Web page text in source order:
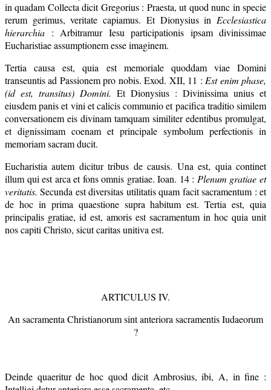
in quadam Collecta dicit Gregorius : Praesta, ut quod nunc in specie
rerum gerimus, veritate capiamus. Et Dionysius in Ecclesiastica
hierarchia : Arbitramur Iesu participationis ipsam divinissimae
Eucharistiae assumptionem esse imaginem.
Tertia causa est, quia est memoriale quoddam viae Domini
transeuntis ad Passionem pro nobis. Exod. XII, 11 : Est enim phase,
(id est, transitus) Domini. Et Dionysius : Divinissima unius et
eiusdem panis et vini et calicis communio et pacifica traditio similem
conversationem eis divinam tamquam similiter edentibus promulgat,
et dignissimam coenam et principale symbolum perfectionis in
memoriam sacram ducit.
Eucharistia autem dicitur tribus de causis. Una est, quia continet
illum qui est arca et fons omnis gratiae. Ioan. 14 : Plenum gratiae et
veritatis. Secunda est diversitas utilitatis quam facit sacramentum : et
de hoc in prima quaestione supra habitum est. Tertia est, quia
principalis gratiae, id est, amoris est sacramentum in hoc quia unit
nos capiti Christo, sicut caritas unitiva est.
ARTICULUS IV.
An sacramenta Christianorum sint anteriora sacramentis Iudaeorum
?
Deinde quaeritur de hoc quod dicit Ambrosius, ibi, A, in fine :